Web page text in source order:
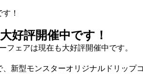
好評開催中です！
フェアは現在も大好評開催中です。
新型モンスターオリジナルドリップ